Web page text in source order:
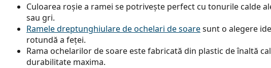
Culoarea roșie a ramei se potrivește perfect cu tonurile calde
sau gri.
Ramele dreptunghiulare de ochelari de soaresunt o alegere
rotundă a feței.
Rama ochelarilor de soare este fabricată din plastic de înaltă
durabilitate maxima.